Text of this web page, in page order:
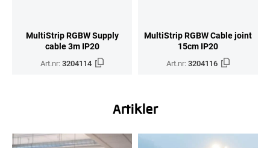
MultiStrip RGBW Supply
cable 3m IP20
Art.nr:3204114
MultiStrip RGBW Cable joint
15cm IP20
Art.nr:3204116
Artikler